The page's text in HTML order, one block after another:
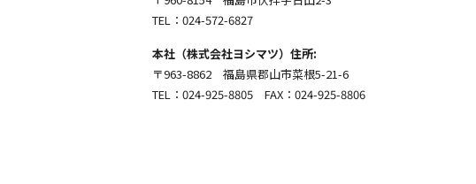
TEL：024-572-6827
本社（株式会社ヨシマツ）住所:
〒963-8862 福島県郡山市菜根5-21-6
TEL：024-925-8805 FAX：024-925-8806